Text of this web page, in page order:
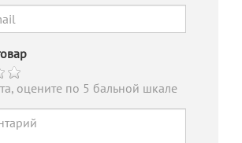
оцените по 5 бальной шкале